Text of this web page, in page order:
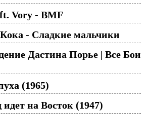
Vory - BMF
- Сладкие мальчики
Дастина Порье | Все Бои
(1965)
идет на Восток (1947)